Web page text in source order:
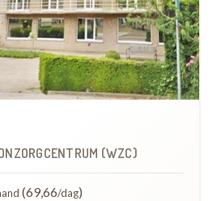
(WZC)
(69,66/dag)